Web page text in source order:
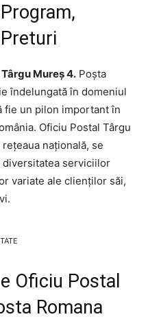
Mureş 4. Poșta
îndelungată în domeniul
fie un pilon important în
Oficiu Postal Târgu
națională, se
serviciilor
variate ale clienților săi,
Oficiu Postal
Romana